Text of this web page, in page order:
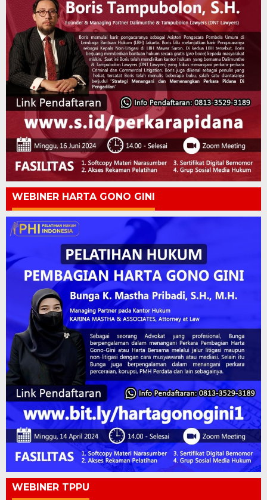
WEBINER HARTA GONO GINI
WEBINER TPPU